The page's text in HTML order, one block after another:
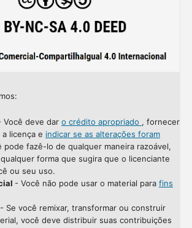
Você deve dar o crédito apropriado , fornecer
a licença e indicar se as alterações foram
pode fazê-lo de qualquer maneira razoável,
forma que sugira que o licenciante
ou seu uso.
- Você não pode usar o material para fins
- Se você remixar, transformar ou construir
você deve distribuir suas contribuições